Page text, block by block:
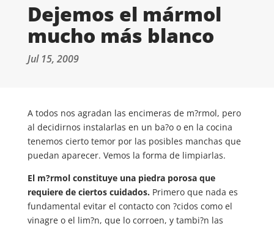
Dejemos el mármol
mucho más blanco
Jul 15, 2009
A todos nos agradan las encimeras de m?rmol, pero
al decidirnos instalarlas en un ba?o o en la cocina
tenemos cierto temor por las posibles manchas que
puedan aparecer. Vemos la forma de limpiarlas.
El m?rmol constituye una piedra porosa que
requiere de ciertos cuidados. Primero que nada es
fundamental evitar el contacto con ?cidos como el
vinagre o el lim?n, que lo corroen, y tambi?n las